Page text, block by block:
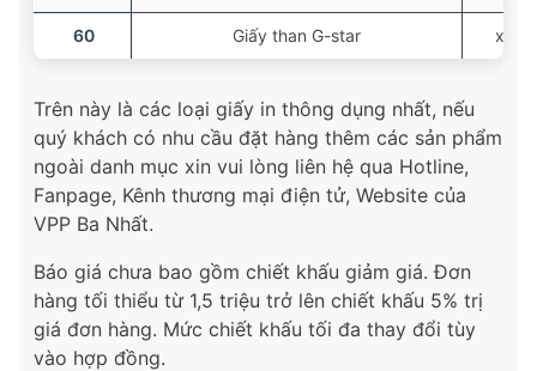
60 Giấy than G-star xấp
Trên này là các loại giấy in thông dụng nhất, nếu
quý khách có nhu cầu đặt hàng thêm các sản phẩm
ngoài danh mục xin vui lòng liên hệ qua Hotline,
Fanpage, Kênh thương mại điện tử, Website của
VPP Ba Nhất.
Báo giá chưa bao gồm chiết khấu giảm giá. Đơn
hàng tối thiểu từ 1,5 triệu trở lên chiết khấu 5% trị
giá đơn hàng. Mức chiết khấu tối đa thay đổi tùy
vào hợp đồng.